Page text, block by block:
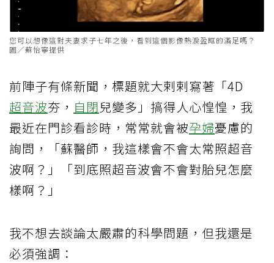
您可以想像這對夫妻求子七年之後，看到這個影像熱淚盈眶的滿足嗎？
圖／蘇怡寧提供
前陣子有條新聞，標題就大剌剌寫著「4D
超音波夯， 自閉兒變多」搞得人心惶惶，我
最近在門診看診時，常常就會被孕婦憂慮的
詢問，「蘇醫師，我這樣會不會太常照超音
波啊？」「到底照超音波會不會對胎兒怎麼
樣啊？」
我不想去談論太嚴肅的科學問題，但我還是
必須強調：